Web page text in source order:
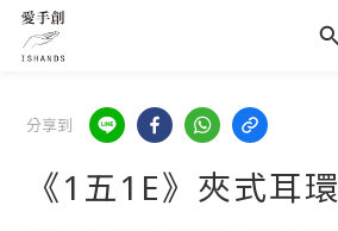
分享到
《1五1E》夾式耳環